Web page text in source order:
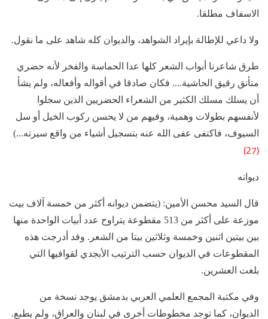
الاسفاف مطلقا.
ولا داعي للإطالة بإيراد الشواهد، والديوان كله شاهد على ما نقول.
طرق شاعرنا أبواب الشعر كلها عدا الحماسة والفخر لأنه حضري
متأنق رقيق الحاشية.... فكان صادقا في أقواله وأفعاله، ولم يشأ
أن يسلك مسلك الكثير من الشعراء الحضريين الذين سجلوا
لأنفسهم بطولات وهمية، وفيهم من لا يحسن ركوب الخيل أو سل
السيوف، فاكتفى عفى الله عنه بتسجيل أشياء من واقع سيرته...)
(27)
ديوانه
قال السيد محسن الأمين: (يتضمن ديوانه أكثر من خمسة آلاف بيت
موزعة على أكثر من 513 مقطوعة يتراوح عدد أبيات الواحدة منها
بين بيتين اثنين وخمسة وثلاثين بيتا من الشعر. وقد أدرجت هذه
المقطوعات في الديوان حسب الترتيب الأبجدي لقوافيها التي
بلغت العشرين.
وفي مكتبة المجمع العلمي العربي بدمشق يوجد نسخة من
الديوان، كما توجد مخطوطات أخرى في لبنان والعراق، ولم يطبع.